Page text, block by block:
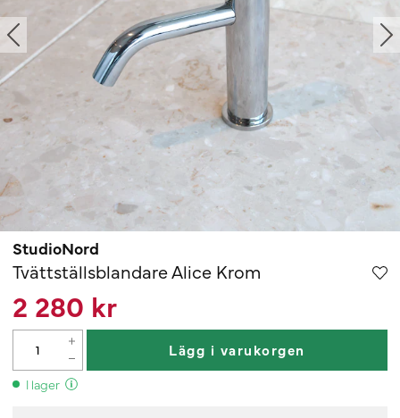
StudioNord
Tvättställsblandare Alice Krom
2 280 kr
Lägg i varukorgen
I lager